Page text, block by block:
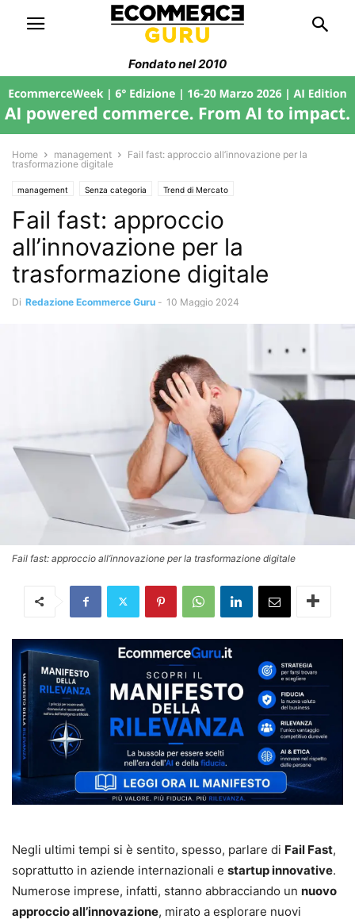
Fondato nel 2010
Home management
Fail fast: approccio all’innovazione per la
trasformazione digitale
management Senza categoria Trend di Mercato
Fail fast: approccio
all’innovazione per la
trasformazione digitale
Di Redazione Ecommerce Guru - 10 Maggio 2024
Fail fast: approccio all’innovazione per la trasformazione digitale
Negli ultimi tempi si è sentito, spesso, parlare di Fail Fast,
soprattutto in aziende internazionali e startup innovative.
Numerose imprese, infatti, stanno abbracciando un nuovo
approccio all’innovazione, mirato a esplorare nuovi